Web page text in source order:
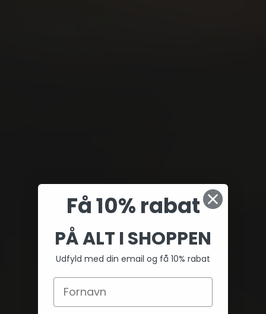
Få 10% rabat
PÅ ALT I SHOPPEN
Udfyld med din email og få 10% rabat